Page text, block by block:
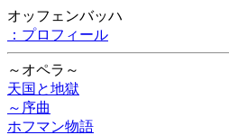
オッフェンバッハ
：プロフィール
～オペラ～
天国と地獄
～序曲
ホフマン物語